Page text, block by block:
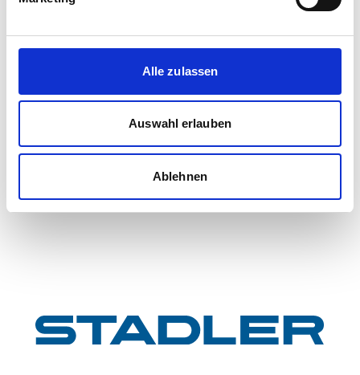
Alle zulassen
Auswahl erlauben
Ablehnen
30.07.2026
First train completed for GYSEV’s new
InterCity FLIRT fleet
GYSEV Ltd.’s procurement project for 11 FLIRT
InterCity electric multiple units has reached a
completed at Stadle...